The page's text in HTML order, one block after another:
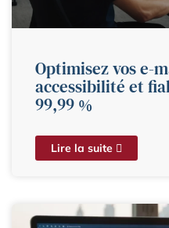
Optimisez vos e-
accessibilité et
99,99 %
Lire la suite